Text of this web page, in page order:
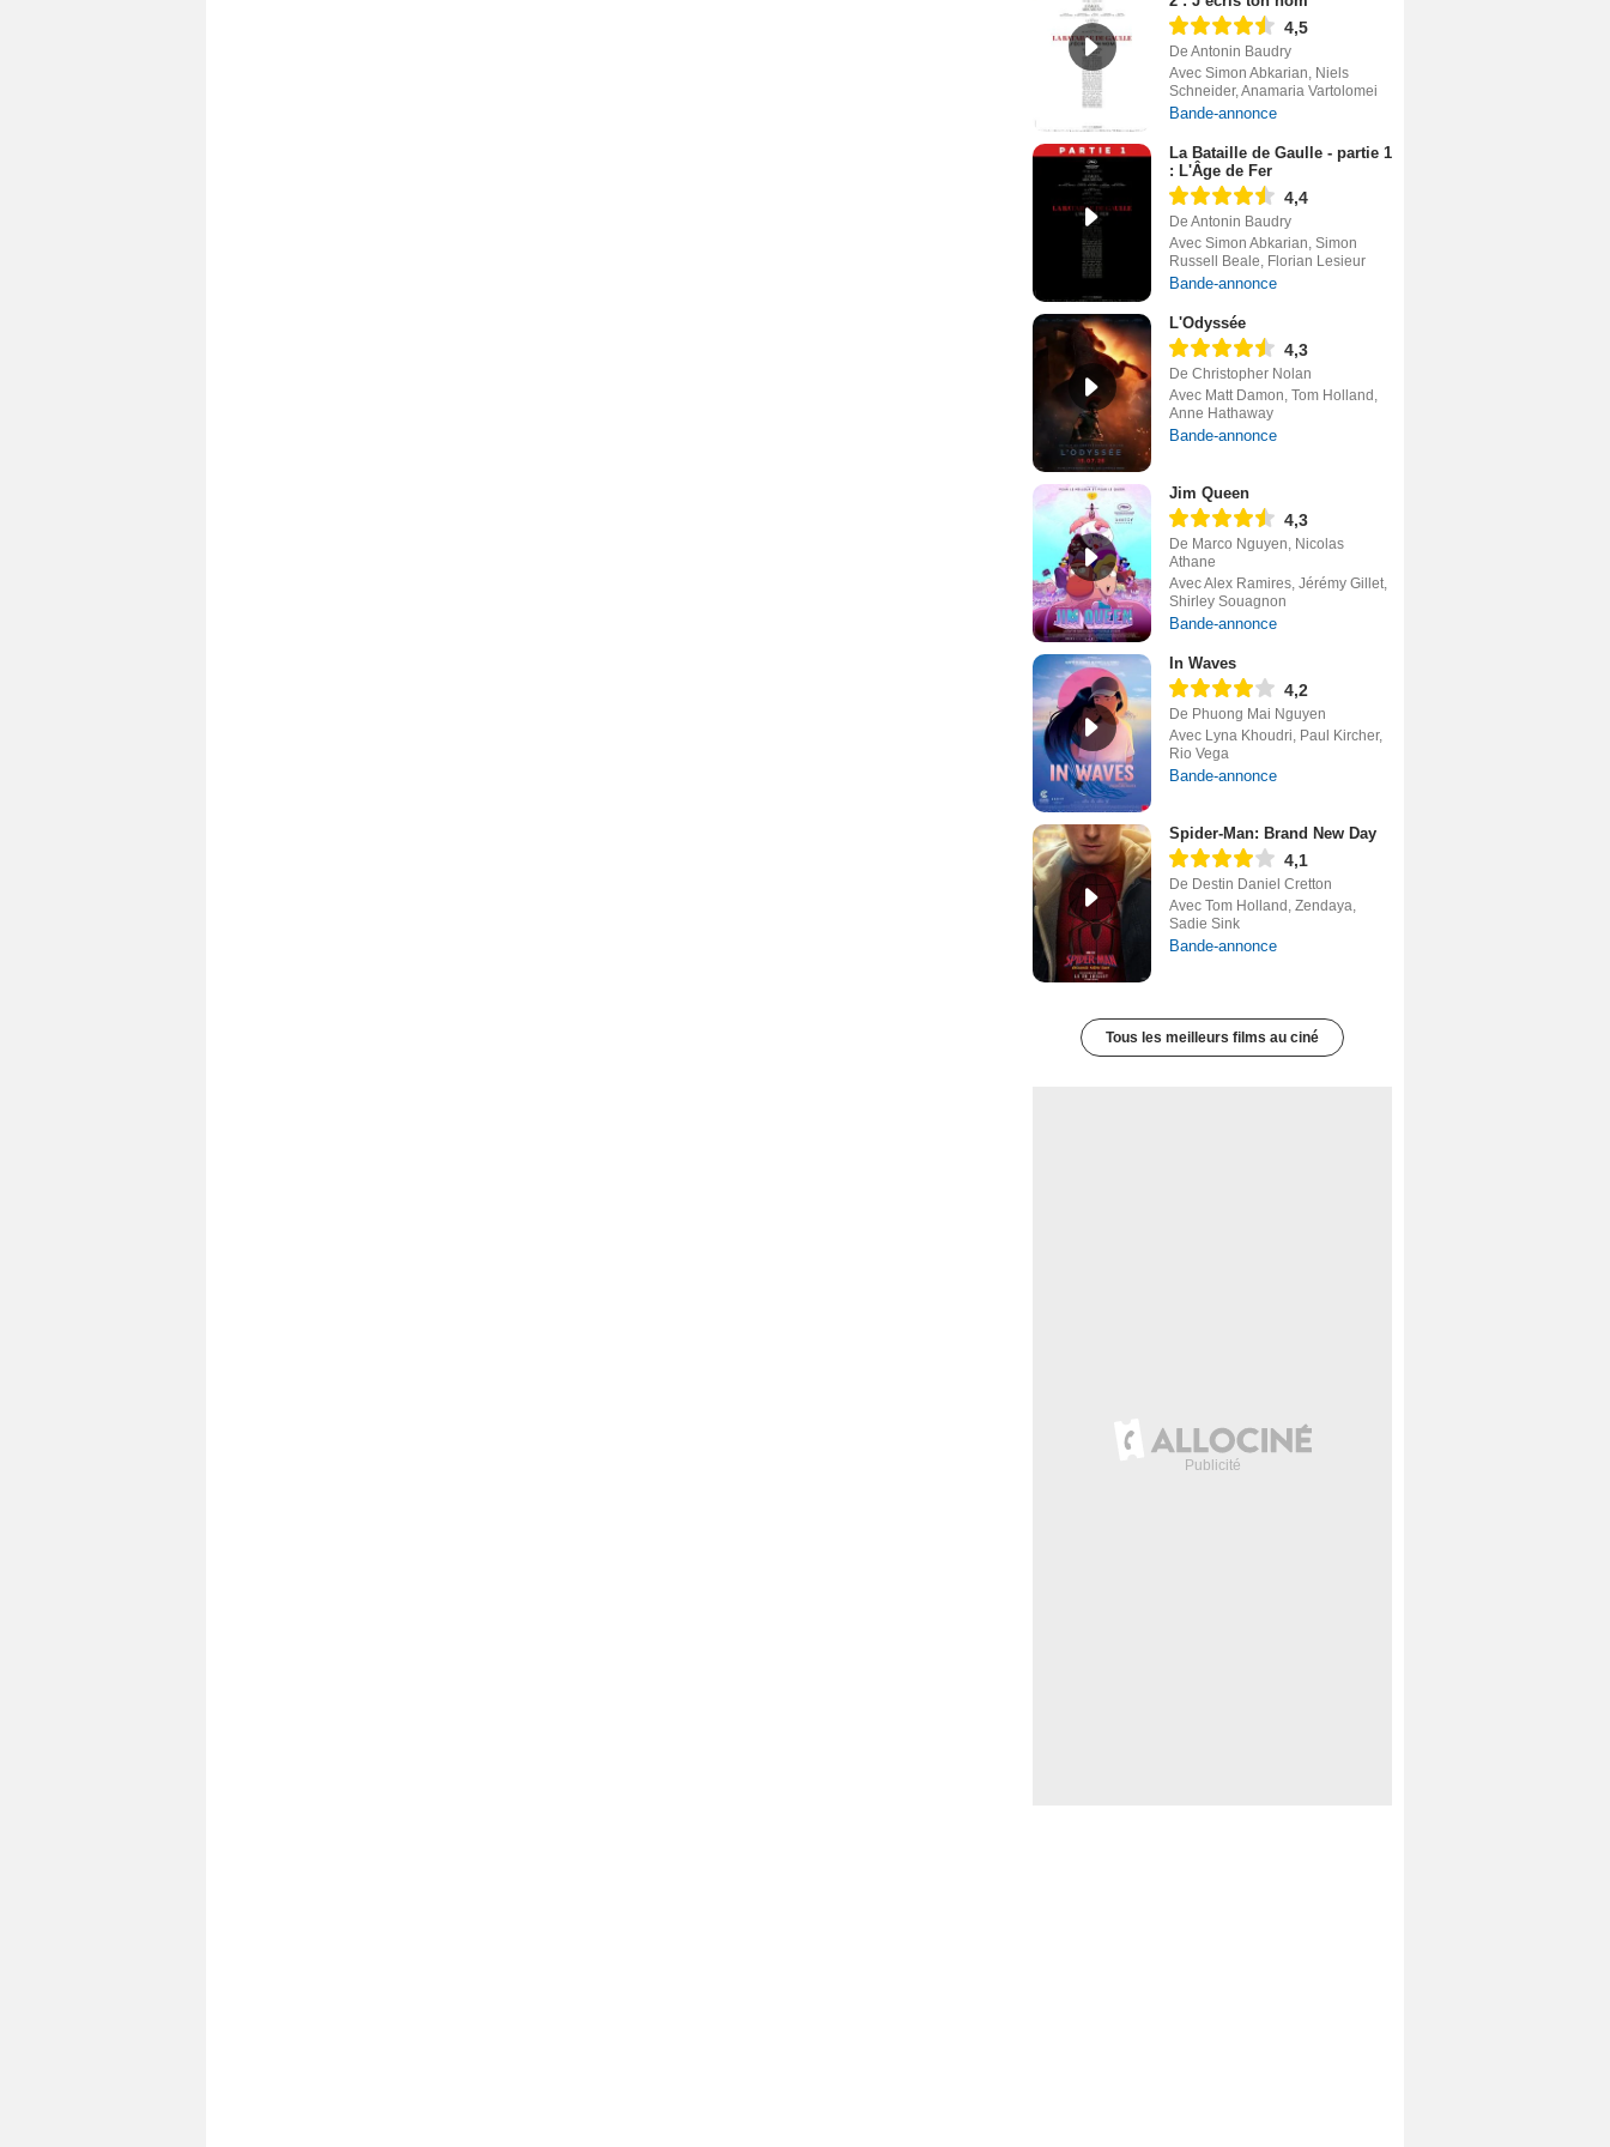
4,5
De Antonin Baudry
Avec Simon Abkarian, Niels
Schneider, Anamaria Vartolomei
Bande-annonce
La Bataille de Gaulle - partie 1
: L'Âge de Fer
4,4
De Antonin Baudry
Avec Simon Abkarian, Simon
Russell Beale, Florian Lesieur
Bande-annonce
L'Odyssée
4,3
De Christopher Nolan
Avec Matt Damon, Tom Holland,
Anne Hathaway
Bande-annonce
Jim Queen
4,3
De Marco Nguyen, Nicolas
Athane
Avec Alex Ramires, Jérémy Gillet,
Shirley Souagnon
Bande-annonce
In Waves
4,2
De Phuong Mai Nguyen
Avec Lyna Khoudri, Paul Kircher,
Rio Vega
Bande-annonce
Spider-Man: Brand New Day
4,1
De Destin Daniel Cretton
Avec Tom Holland, Zendaya,
Sadie Sink
Bande-annonce
Tous les meilleurs films au ciné